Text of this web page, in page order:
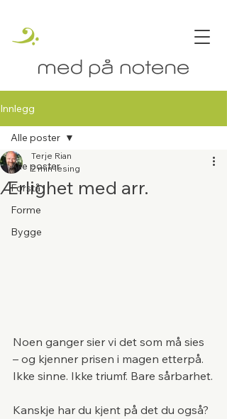
Innlegg
Alle poster
Forstå
Forme
Bygge
Alle poster
Ærlighet med arr.
Terje Rian
2 min lesing
Noen ganger sier vi det som må sies
– og kjenner prisen i magen etterpå.
Ikke sinne. Ikke triumf. Bare sårbarhet.
Kanskje har du kjent på det du også?